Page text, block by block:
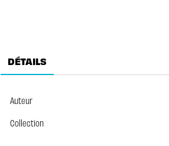
DÉTAILS
Auteur
Collection